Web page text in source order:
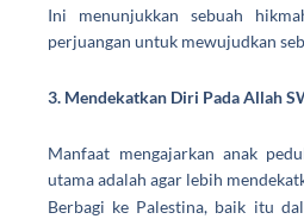
Ini menunjukkan sebuah
perjuangan untuk mewujudkan
3. Mendekatkan Diri Pada Allah
Manfaat mengajarkan anak
utama adalah agar lebih
Berbagi ke Palestina, baik itu